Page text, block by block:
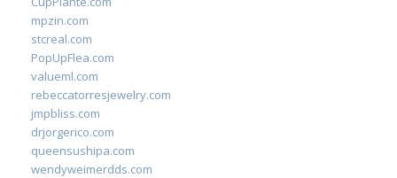
mpzin.com
stcreal.com
PopUpFlea.com
valueml.com
rebeccatorresjewelry.com
jmpbliss.com
drjorgerico.com
queensushipa.com
wendyweimerdds.com